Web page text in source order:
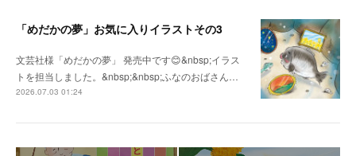
「めだかの夢」お気に入りイラストその3
文芸社様「めだかの夢」 発売中です😊&nbsp;イラス
トを担当しました。&nbsp;&nbsp;ふなのおばさん…
2026.07.03 01:24